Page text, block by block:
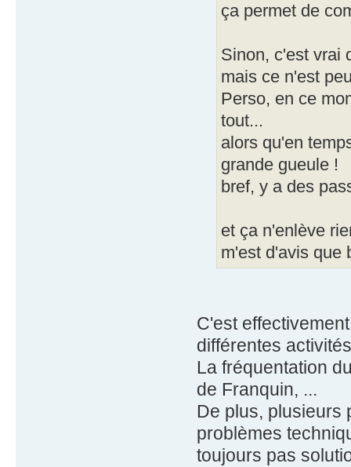
ça permet de
Sinon, c'est vrai
mais ce n'est
Perso, en ce
tout...
alors qu'en
grande gueule !
bref, y a des
et ça n'enlève
m'est d'avis que
C'est
différentes
La fréquentation
de Franquin, ...
De plus, plusieurs
problèmes
toujours pas